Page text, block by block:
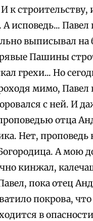
к
А исповедь...
выписывал
Пашины
грехи... Но
мимо, Павел
с ней. И
отца
Нет, проповедь
А мою
кинжал,
пока отец
покрова,
в